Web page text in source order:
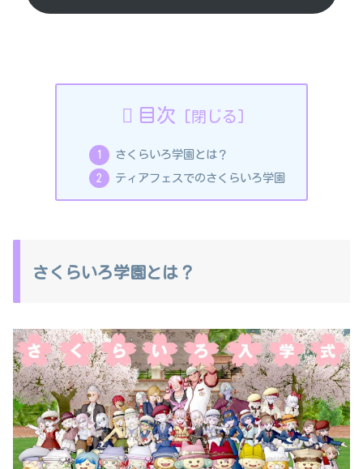
目次
さくらいろ学園とは？
ティアフェスでのさくらいろ学園
さくらいろ学園とは？